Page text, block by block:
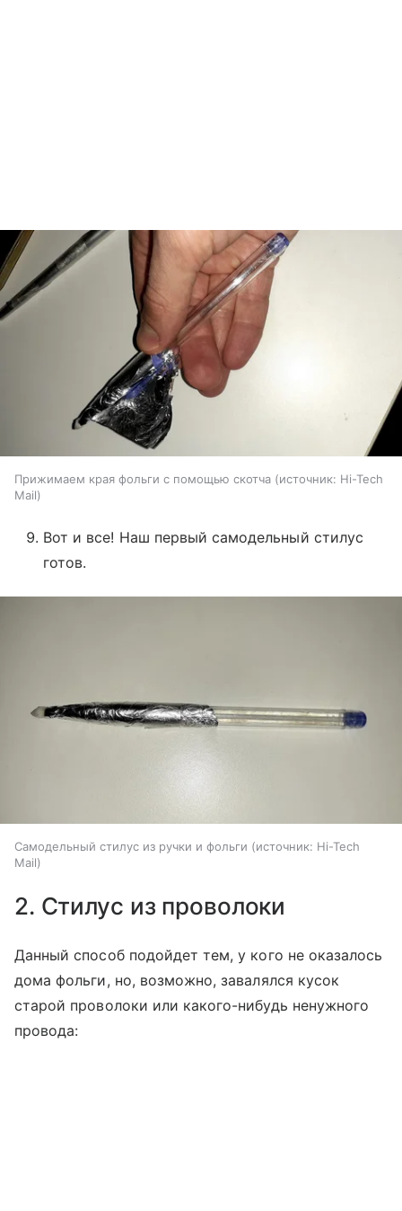
Прижимаем края фольги с помощью скотча источник: Hi-Tech
Mail
Вот и все! Наш первый самодельный стилус
готов.
Самодельный стилус из ручки и фольги источник: Hi-Tech
Mail
2. Стилус из проволоки
Данный способ подойдет тем, у кого не оказалось
дома фольги, но, возможно, завалялся кусок
старой проволоки или какого-нибудь ненужного
провода: